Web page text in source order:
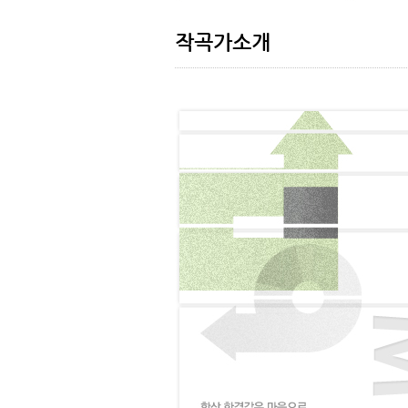
작곡가소개